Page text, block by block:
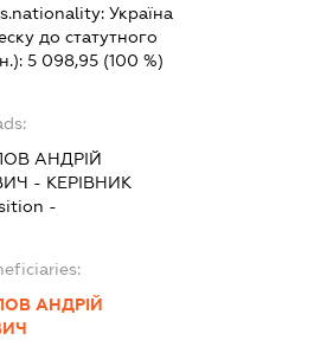
Україна
до статутного
5 098,95(100 %)
АНДРІЙ
- КЕРІВНИК
-
АНДРІЙ